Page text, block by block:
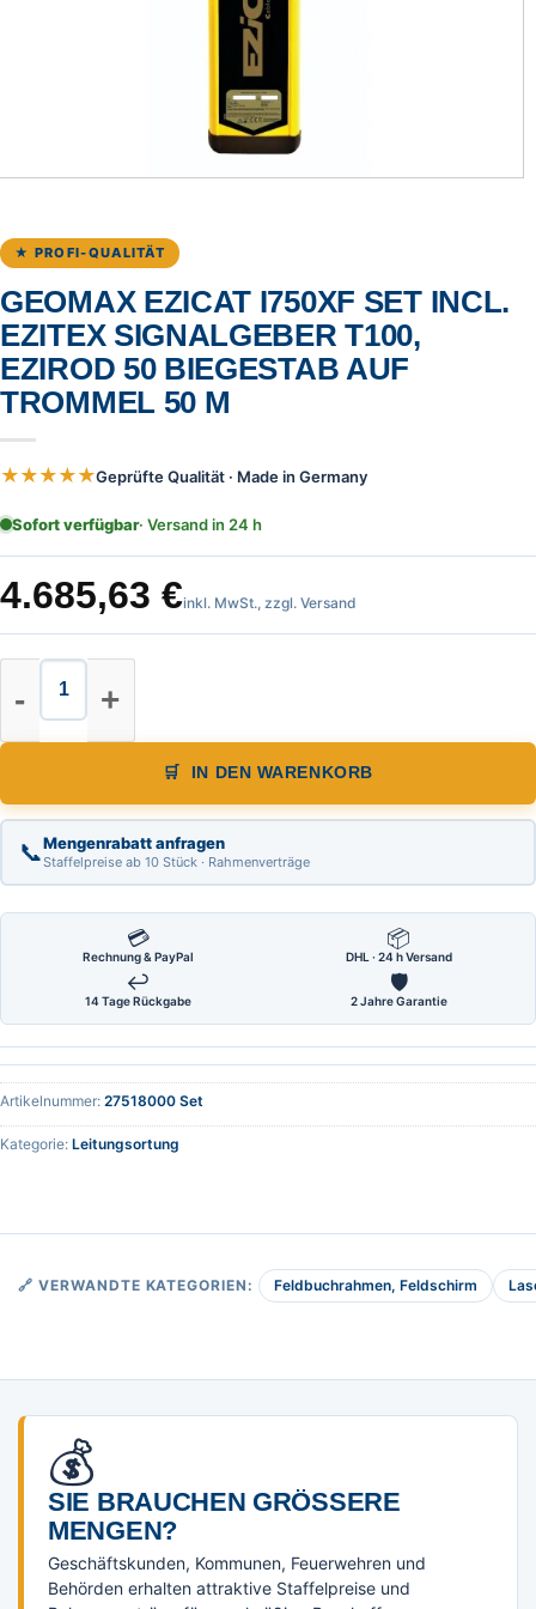
★ PROFI-QUALITÄT
GEOMAX EZICAT I750XF SET INCL.
EZITEX SIGNALGEBER T100,
EZIROD 50 BIEGESTAB AUF
TROMMEL 50 M
★★★★★Geprüfte Qualität · Made in Germany
Sofort verfügbar· Versand in 24 h
4.685,63 €inkl. MwSt., zzgl. Versand
Geomax Ezicat i750xf Set incl.
IN DEN WARENKORB
📞Mengenrabatt anfragen
Staffelpreise ab 10 Stück · Rahmenverträge
💳
Rechnung & PayPal
📦
DHL · 24 h Versand
↩
14 Tage Rückgabe
🛡
2 Jahre Garantie
Artikelnummer: 27518000 Set
Kategorie: Leitungsortung
🔗 VERWANDTE KATEGORIEN: Feldbuchrahmen, Feldschirm
💰
SIE BRAUCHEN GRÖSSERE M
ENGEN?
Geschäftskunden, Kommunen, Feuerwehren und
Behörden erhalten attraktive Staffelpreise und